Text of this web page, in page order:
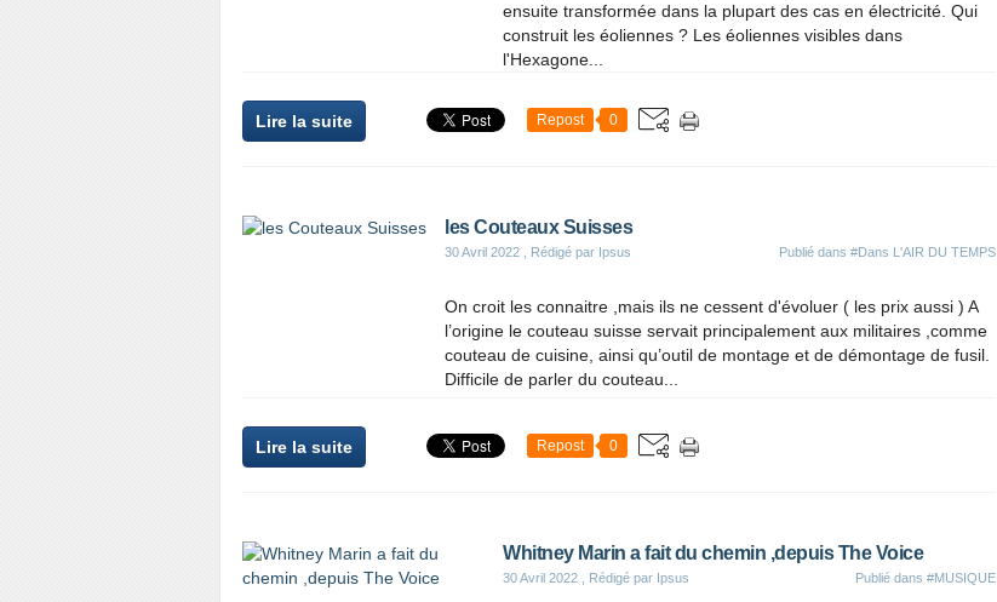
ensuite transformée dans la plupart des cas en électricité. Qui
construit les éoliennes ? Les éoliennes visibles dans
l'Hexagone...
Lire la suite Repost 0
les Couteaux Suisses
30 Avril 2022 , Rédigé par Ipsus Publié dans #Dans L'AIR DU TEMPS
On croit les connaitre ,mais ils ne cessent d'évoluer ( les prix aussi ) A
l’origine le couteau suisse servait principalement aux militaires ,comme
couteau de cuisine, ainsi qu’outil de montage et de démontage de fusil.
Difficile de parler du couteau...
Lire la suite Repost 0
Whitney Marin a fait du chemin ,depuis The Voice
30 Avril 2022 , Rédigé par Ipsus Publié dans #MUSIQUE